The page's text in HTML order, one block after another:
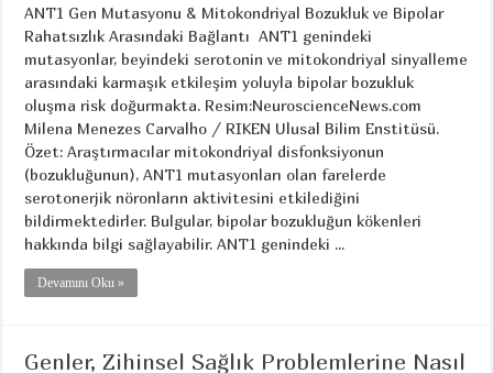
ANT1 Gen Mutasyonu & Mitokondriyal Bozukluk ve Bipolar
Rahatsızlık Arasındaki Bağlantı ANT1 genindeki
mutasyonlar, beyindeki serotonin ve mitokondriyal sinyalleme
arasındaki karmaşık etkileşim yoluyla bipolar bozukluk
oluşma risk doğurmakta. Resim:NeuroscienceNews.com
Milena Menezes Carvalho / RIKEN Ulusal Bilim Enstitüsü.
Özet: Araştırmacılar mitokondriyal disfonksiyonun
(bozukluğunun), ANT1 mutasyonları olan farelerde
serotonerjik nöronların aktivitesini etkilediğini
bildirmektedirler. Bulgular, bipolar bozukluğun kökenleri
hakkında bilgi sağlayabilir. ANT1 genindeki ...
Devamını Oku »
Genler, Zihinsel Sağlık Problemlerine Nasıl